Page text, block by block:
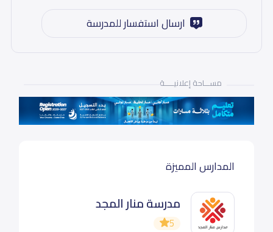
ارسال استفسار للمدرسة
مســـاحة إعلانيـــــة
المدارس المميزة
مدرسة منار المجد
5